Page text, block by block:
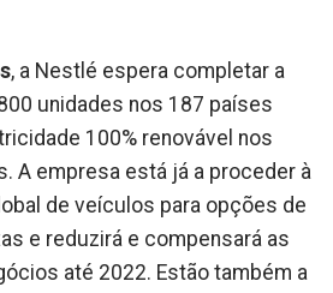
, a Nestlé espera completar a
unidades nos 187 países
100% renovável nos
A empresa está já a proceder à
de veículos para opções de
e reduzirá e compensará as
até 2022. Estão também a